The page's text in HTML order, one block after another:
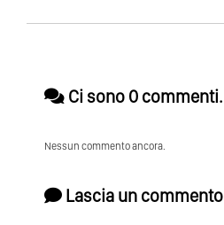
Ci sono 0 commenti.
Nessun commento ancora.
Lascia un commento